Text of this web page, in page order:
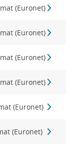
(Euronet)
(Euronet)
(Euronet)
(Euronet)
(Euronet)
(Euronet)